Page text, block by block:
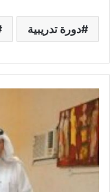
دورة تدريبية
فنون
الطائف
…
توقع
شراكة
ثقافية